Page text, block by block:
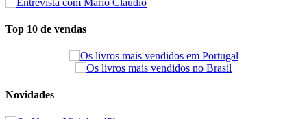
Top 10 de vendas
Novidades